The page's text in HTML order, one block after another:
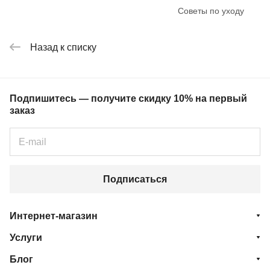
Советы по уходу
Назад к списку
Подпишитесь — получите скидку 10% на первый
заказ
Подписаться
Интернет-магазин
Услуги
Блог